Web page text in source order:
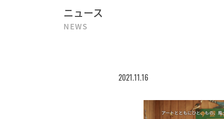
ニュース
NEWS
2021.11.16